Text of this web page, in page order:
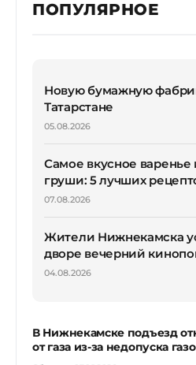
ПОПУЛЯРНОЕ
Новую бумажную
Татарстане
05.08.2026
Самое вкусное
груши: 5 лучших
07.08.2026
Жители Нижнекамска
дворе вечерний
04.08.2026
В Нижнекамске подъезд
от газа из-за недопуска